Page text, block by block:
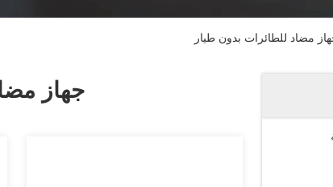
مضاد للطائرات بدون طيار
جهاز